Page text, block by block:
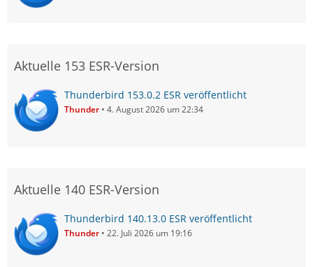
Aktuelle 153 ESR-Version
Thunderbird 153.0.2 ESR veröffentlicht
Thunder 4. August 2026 um 22:34
Aktuelle 140 ESR-Version
Thunderbird 140.13.0 ESR veröffentlicht
Thunder 22. Juli 2026 um 19:16